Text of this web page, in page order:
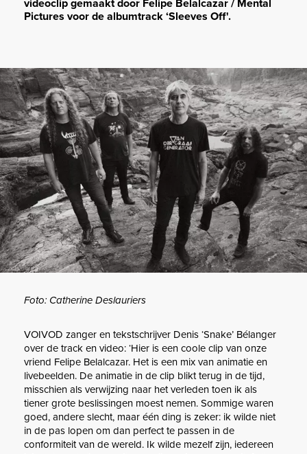
videoclip gemaakt door Felipe Belalcazar / Mental
Pictures voor de albumtrack ‘Sleeves Off'.
Foto: Catherine Deslauriers
VOIVOD zanger en tekstschrijver Denis ‘Snake’ Bélanger
over de track en video: ‘Hier is een coole clip van onze
vriend Felipe Belalcazar. Het is een mix van animatie en
livebeelden. De animatie in de clip blikt terug in de tijd,
misschien als verwijzing naar het verleden toen ik als
tiener grote beslissingen moest nemen. Sommige waren
goed, andere slecht, maar één ding is zeker: ik wilde niet
in de pas lopen om dan perfect te passen in de
conformiteit van de wereld. Ik wilde mezelf zijn, iedereen